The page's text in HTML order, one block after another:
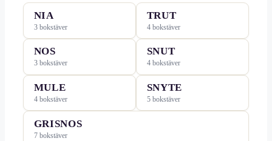
NIA
3 bokstäver
TRUT
4 bokstäver
NOS
3 bokstäver
SNUT
4 bokstäver
MULE
4 bokstäver
SNYTE
5 bokstäver
GRISNOS
7 bokstäver